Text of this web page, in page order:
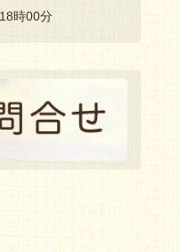
時00分